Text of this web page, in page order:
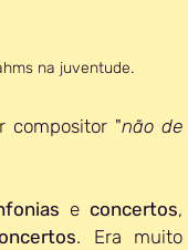
na juventude.
compositor "não de
e concertos,
. Era muito